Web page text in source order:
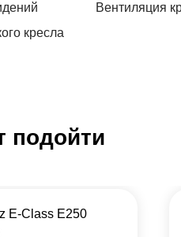
Вентиляция
кресла
подойти